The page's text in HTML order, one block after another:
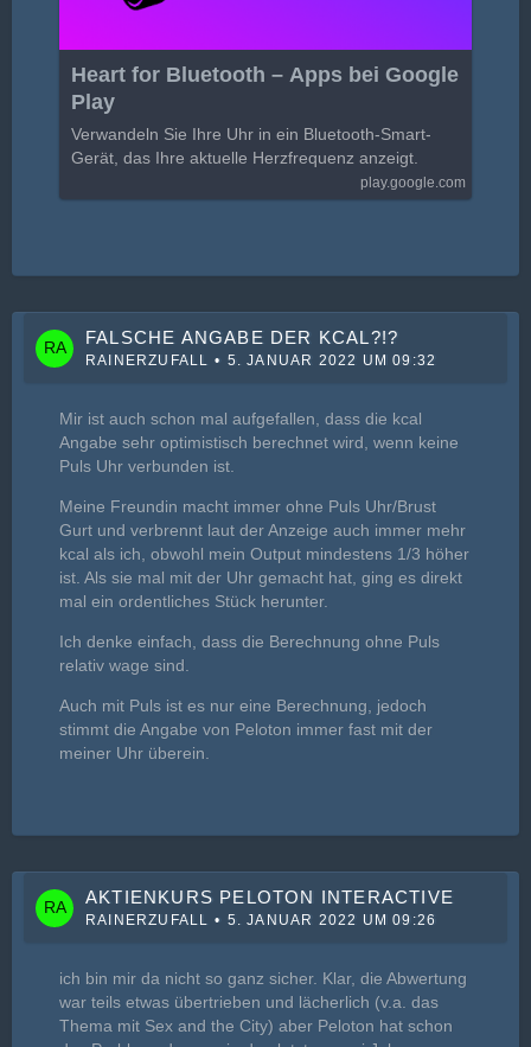
Heart for Bluetooth – Apps bei Google
Play
Verwandeln Sie Ihre Uhr in ein Bluetooth-Smart-
Gerät, das Ihre aktuelle Herzfrequenz anzeigt.
play.google.com
FALSCHE ANGABE DER KCAL?!?
RAINERZUFALL 5. JANUAR 2022 UM 09:32
Mir ist auch schon mal aufgefallen, dass die kcal
Angabe sehr optimistisch berechnet wird, wenn keine
Puls Uhr verbunden ist.
Meine Freundin macht immer ohne Puls Uhr/Brust
Gurt und verbrennt laut der Anzeige auch immer mehr
kcal als ich, obwohl mein Output mindestens 1/3 höher
ist. Als sie mal mit der Uhr gemacht hat, ging es direkt
mal ein ordentliches Stück herunter.
Ich denke einfach, dass die Berechnung ohne Puls
relativ wage sind.
Auch mit Puls ist es nur eine Berechnung, jedoch
stimmt die Angabe von Peloton immer fast mit der
meiner Uhr überein.
AKTIENKURS PELOTON INTERACTIVE
RAINERZUFALL 5. JANUAR 2022 UM 09:26
ich bin mir da nicht so ganz sicher. Klar, die Abwertung
war teils etwas übertrieben und lächerlich (v.a. das
Thema mit Sex and the City) aber Peloton hat schon